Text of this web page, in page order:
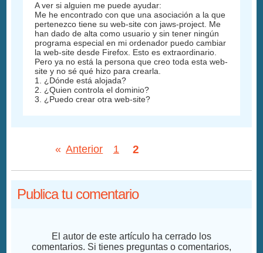
A ver si alguien me puede ayudar:
Me he encontrado con que una asociación a la que
pertenezco tiene su web-site con jaws-project. Me
han dado de alta como usuario y sin tener ningún
programa especial en mi ordenador puedo cambiar
la web-site desde Firefox. Esto es extraordinario.
Pero ya no está la persona que creo toda esta web-
site y no sé qué hizo para crearla.
1. ¿Dónde está alojada?
2. ¿Quien controla el dominio?
3. ¿Puedo crear otra web-site?
« Anterior 1 2
Publica tu comentario
El autor de este artículo ha cerrado los
comentarios. Si tienes preguntas o comentarios,